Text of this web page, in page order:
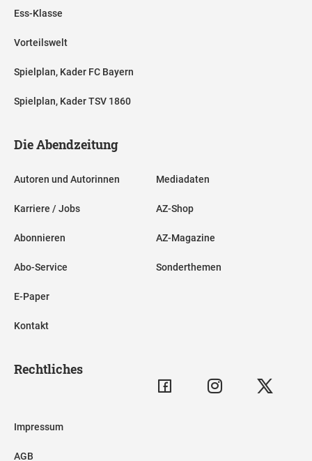
Ess-Klasse
Vorteilswelt
Spielplan, Kader FC Bayern
Spielplan, Kader TSV 1860
Die Abendzeitung
Autoren und Autorinnen
Karriere / Jobs
Abonnieren
Abo-Service
E-Paper
Kontakt
Mediadaten
AZ-Shop
AZ-Magazine
Sonderthemen
Rechtliches
Impressum
AGB